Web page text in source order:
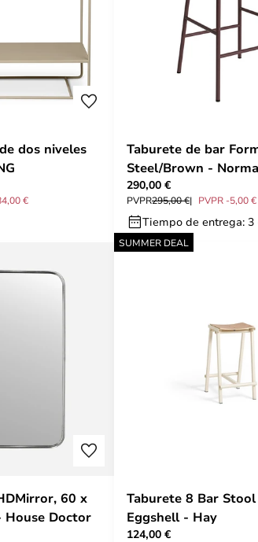
dos niveles
€
Taburete de bar
Steel/Brown -
Copenhagen
290,00 €
PVPR295,00 € PVPR -5,00 €
Tiempo de entrega: 3
60 x
House Doctor
SUMMER DEAL
Taburete 8 Bar
Eggshell - Hay
124,00 €